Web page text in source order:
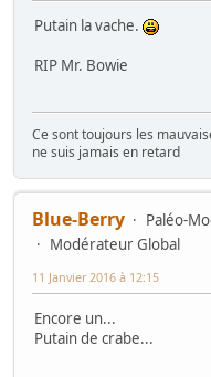
Putain la vache.
RIP Mr. Bowie
Ce sont toujours les
ne suis jamais en retard
Blue-Berry
Paléo-
Modérateur Global
11 Janvier 2016 à 12:15
Encore un...
Putain de crabe...